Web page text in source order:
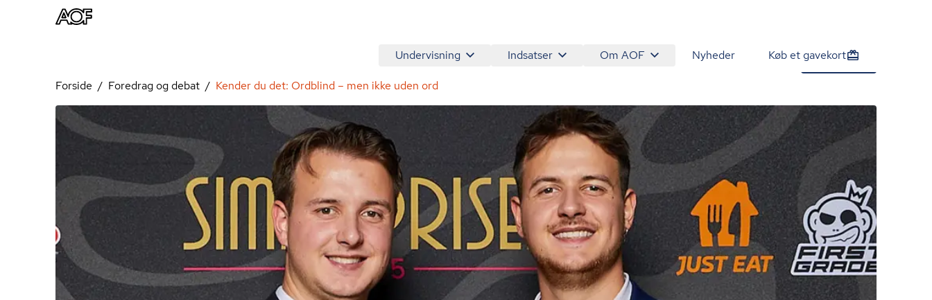
Undervisning Indsatser Om AOF Nyheder Køb et gavekort
Forside Foredrag og debat Kender du det: Ordblind – men ikke uden ord
0 kr. /person Tilmeld nu